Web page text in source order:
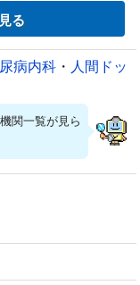
る
病内科 ・ 人間ドッ
関一覧が見ら